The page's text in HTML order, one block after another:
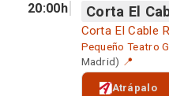
20:00h Corta El
Corta El Cable
Pequeño Teatro
Madrid) 📍
Atrápalo